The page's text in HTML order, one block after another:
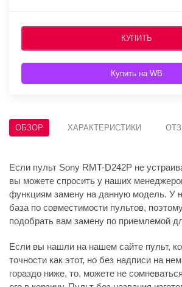
КУПИТЬ
Купить на WB
ОБЗОР ХАРАКТЕРИСТИКИ
Если пульт Sony RMT-D242P не
вы можете спросить у наших
функциям замену на данную модель. У
база по совместимости пультов,
подобрать вам замену по приемлемой
Если вы нашли на нашем сайте пульт,
точности как этот, но без надписи на
гораздо ниже, то, можете не